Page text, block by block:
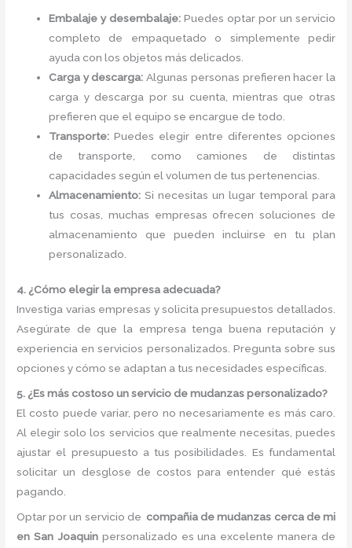
Embalaje y desembalaje: Puedes optar por un servicio
completo de empaquetado o simplemente pedir
ayuda con los objetos más delicados.
Carga y descarga: Algunas personas prefieren hacer la
carga y descarga por su cuenta, mientras que otras
prefieren que el equipo se encargue de todo.
Transporte: Puedes elegir entre diferentes opciones
de transporte, como camiones de distintas
capacidades según el volumen de tus pertenencias.
Almacenamiento: Si necesitas un lugar temporal para
tus cosas, muchas empresas ofrecen soluciones de
almacenamiento que pueden incluirse en tu plan
personalizado.
4. ¿Cómo elegir la empresa adecuada?
Investiga varias empresas y solicita presupuestos detallados.
Asegúrate de que la empresa tenga buena reputación y
experiencia en servicios personalizados. Pregunta sobre sus
opciones y cómo se adaptan a tus necesidades específicas.
5. ¿Es más costoso un servicio de mudanzas personalizado?
El costo puede variar, pero no necesariamente es más caro.
Al elegir solo los servicios que realmente necesitas, puedes
ajustar el presupuesto a tus posibilidades. Es fundamental
solicitar un desglose de costos para entender qué estás
pagando.
Optar por un servicio de compañia de mudanzas cerca de mi
en San Joaquin personalizado es una excelente manera de